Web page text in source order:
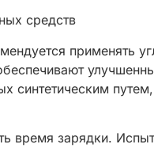
средств
применять
время зарядки.